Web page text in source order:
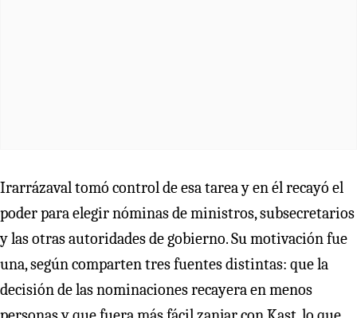
Irarrázaval tomó control de esa tarea y en él recayó el
poder para elegir nóminas de ministros, subsecretarios
y las otras autoridades de gobierno. Su motivación fue
una, según comparten tres fuentes distintas: que la
decisión de las nominaciones recayera en menos